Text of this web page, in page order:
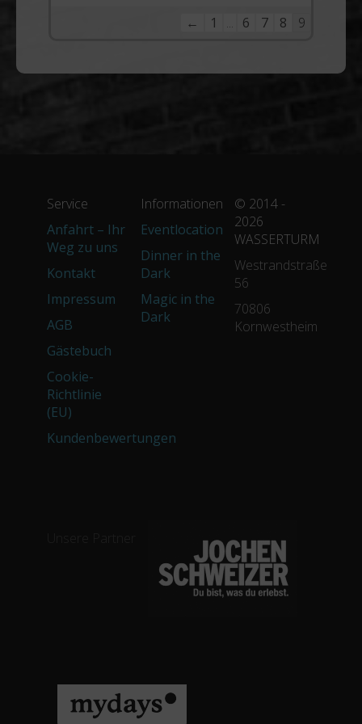
Navigation
← 1 ... 6 7 8 9
Service
Anfahrt – Ihr
Weg zu uns
Kontakt
Impressum
AGB
Gästebuch
Cookie-
Richtlinie
(EU)
Kundenbewertungen
Informationen
Eventlocation
Dinner in the
Dark
Magic in the
Dark
© 2014 -
2026
WASSERTURM
Westrandstraße
56
70806
Kornwestheim